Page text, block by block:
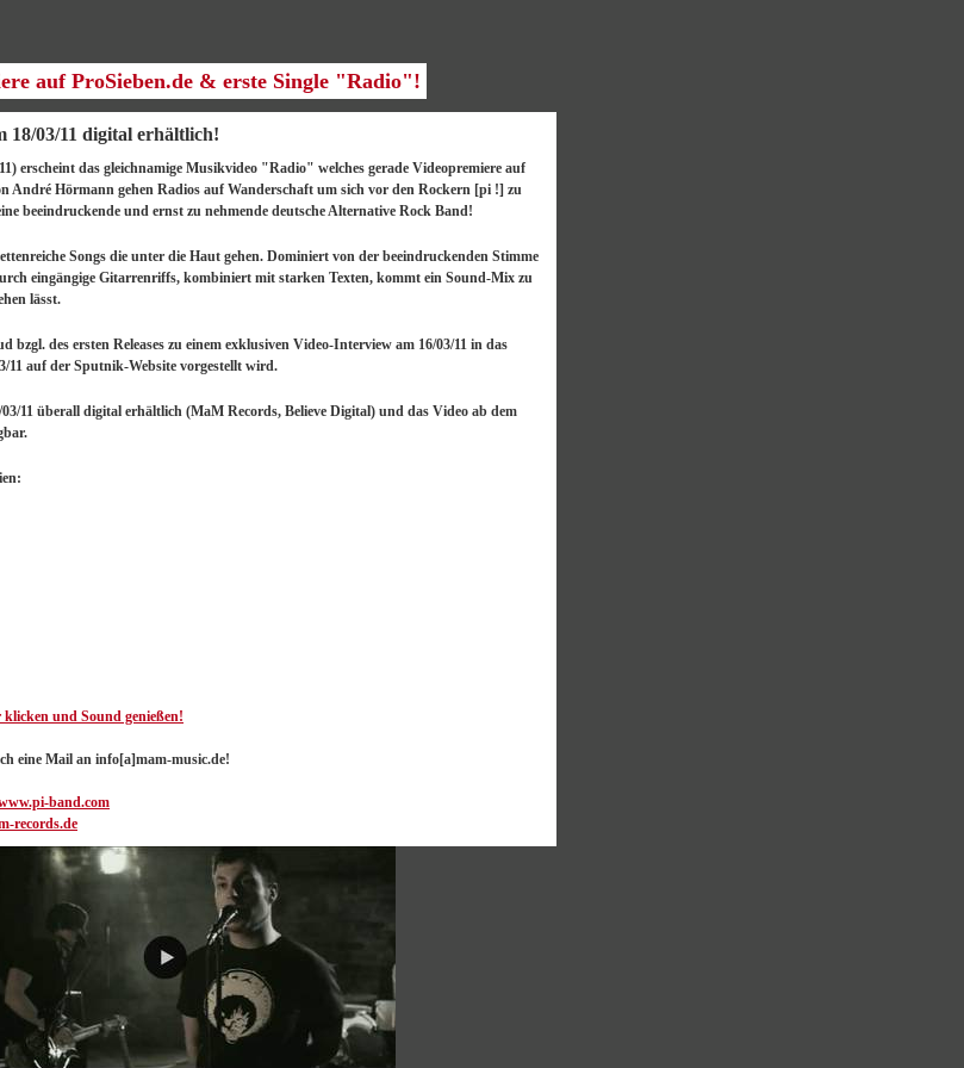
auf ProSieben.de & erste Single "Radio"!
18/03/11 digital erhältlich!
erscheint das gleichnamige Musikvideo "Radio" welches gerade Videopremiere auf
André Hörmann gehen Radios auf Wanderschaft um sich vor den Rockern [pi !] zu
beeindruckende und ernst zu nehmende deutsche Alternative Rock Band!
Songs die unter die Haut gehen. Dominiert von der beeindruckenden Stimme
eingängige Gitarrenriffs, kombiniert mit starken Texten, kommt ein Sound-Mix zu
lässt.
des ersten Releases zu einem exklusiven Video-Interview am 16/03/11 in das
11 auf der Sputnik-Website vorgestellt wird.
11 überall digital erhältlich (MaM Records, Believe Digital) und das Video ab dem
und Sound genießen!
eine Mail an info[a]mam-music.de!
band.com
records.de